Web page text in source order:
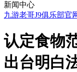
新闻中心
九游老哥J9俱乐部官
认定食物
出台明白